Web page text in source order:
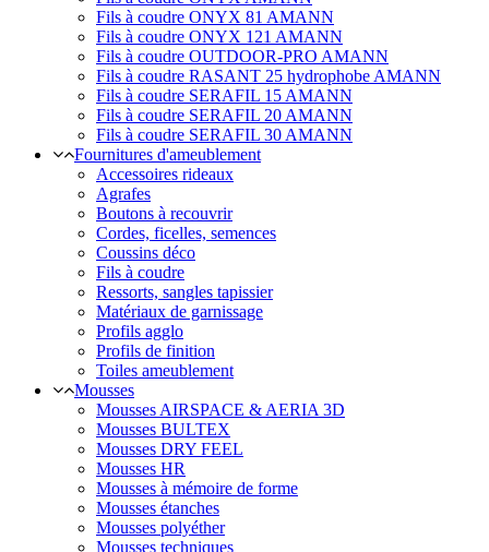
Fils à coudre ONYX 81 AMANN
Fils à coudre ONYX 121 AMANN
Fils à coudre OUTDOOR-PRO AMANN
Fils à coudre RASANT 25 hydrophobe AMANN
Fils à coudre SERAFIL 15 AMANN
Fils à coudre SERAFIL 20 AMANN
Fils à coudre SERAFIL 30 AMANN
Fournitures d'ameublement
Accessoires rideaux
Agrafes
Boutons à recouvrir
Cordes, ficelles, semences
Coussins déco
Fils à coudre
Ressorts, sangles tapissier
Matériaux de garnissage
Profils agglo
Profils de finition
Toiles ameublement
Mousses
Mousses AIRSPACE & AERIA 3D
Mousses BULTEX
Mousses DRY FEEL
Mousses HR
Mousses à mémoire de forme
Mousses étanches
Mousses polyéther
Mousses techniques